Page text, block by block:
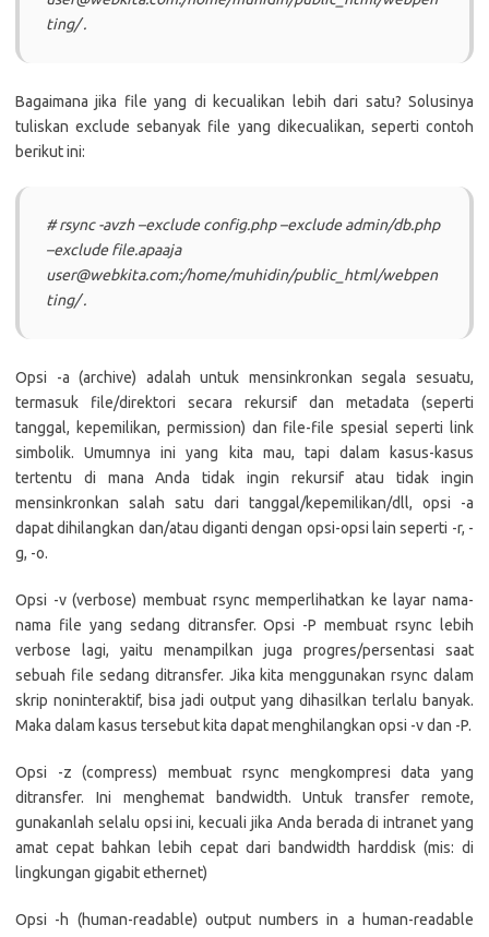
ting/ .
Bagaimana jika file yang di kecualikan lebih dari satu? Solusinya
tuliskan exclude sebanyak file yang dikecualikan, seperti contoh
berikut ini:
# rsync -avzh –exclude config.php –exclude admin/db.php
–exclude file.apaaja
user@webkita.com:/home/muhidin/public_html/webpen
ting/ .
Opsi -a (archive) adalah untuk mensinkronkan segala sesuatu,
termasuk file/direktori secara rekursif dan metadata (seperti
tanggal, kepemilikan, permission) dan file-file spesial seperti link
simbolik. Umumnya ini yang kita mau, tapi dalam kasus-kasus
tertentu di mana Anda tidak ingin rekursif atau tidak ingin
mensinkronkan salah satu dari tanggal/kepemilikan/dll, opsi -a
dapat dihilangkan dan/atau diganti dengan opsi-opsi lain seperti -r, -
g, -o.
Opsi -v (verbose) membuat rsync memperlihatkan ke layar nama-
nama file yang sedang ditransfer. Opsi -P membuat rsync lebih
verbose lagi, yaitu menampilkan juga progres/persentasi saat
sebuah file sedang ditransfer. Jika kita menggunakan rsync dalam
skrip noninteraktif, bisa jadi output yang dihasilkan terlalu banyak.
Maka dalam kasus tersebut kita dapat menghilangkan opsi -v dan -P.
Opsi -z (compress) membuat rsync mengkompresi data yang
ditransfer. Ini menghemat bandwidth. Untuk transfer remote,
gunakanlah selalu opsi ini, kecuali jika Anda berada di intranet yang
amat cepat bahkan lebih cepat dari bandwidth harddisk (mis: di
lingkungan gigabit ethernet)
Opsi -h (human-readable) output numbers in a human-readable